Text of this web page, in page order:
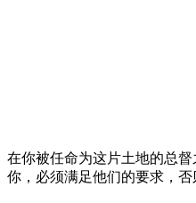
在你被任命为这片土地的总
你，必须满足他们的要求，否